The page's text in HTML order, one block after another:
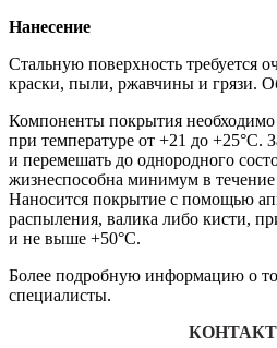
Нанесение
Стальную поверхность требуется
краски, пыли, ржавчины и грязи.
Компоненты покрытия необходимо
при температуре от +21 до +25°С.
и перемешать до однородного
жизнеспособна минимум в течение
Наносится покрытие с помощью
распыления, валика либо кисти,
и не выше +50°С.
Более подробную информацию о
специалисты.